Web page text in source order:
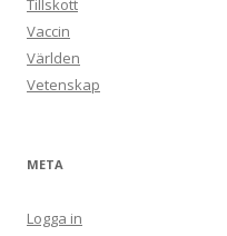
Tillskott
Vaccin
Världen
Vetenskap
META
Logga in